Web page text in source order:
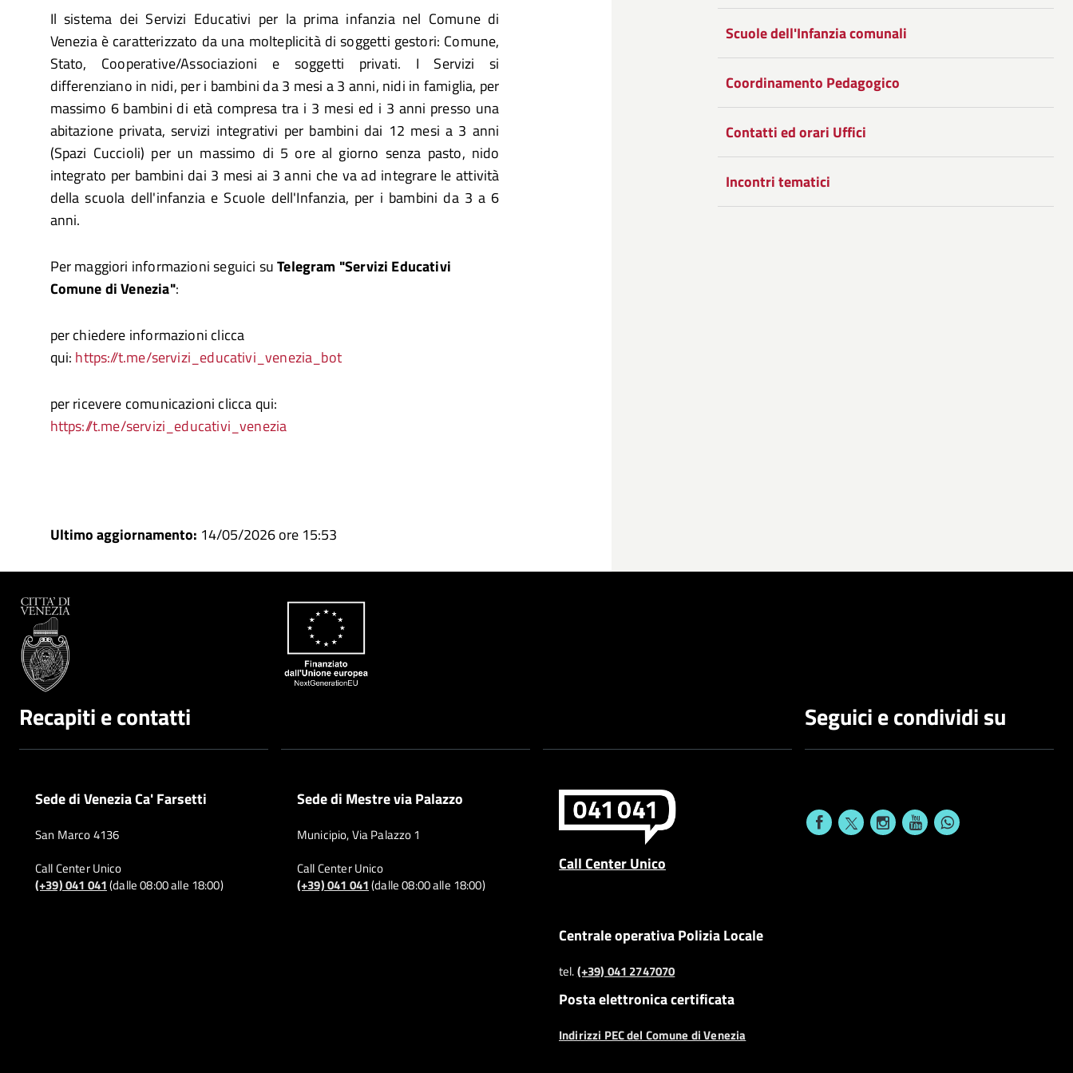
Il sistema dei Servizi Educativi per la prima infanzia nel Comune di
Venezia è caratterizzato da una molteplicità di soggetti gestori: Comune,
Stato, Cooperative/Associazioni e soggetti privati. I Servizi si
differenziano in nidi, per i bambini da 3 mesi a 3 anni, nidi in famiglia, per
massimo 6 bambini di età compresa tra i 3 mesi ed i 3 anni presso una
abitazione privata, servizi integrativi per bambini dai 12 mesi a 3 anni
(Spazi Cuccioli) per un massimo di 5 ore al giorno senza pasto, nido
integrato per bambini dai 3 mesi ai 3 anni che va ad integrare le attività
della scuola dell'infanzia e Scuole dell'Infanzia, per i bambini da 3 a 6
anni.
Per maggiori informazioni seguici suTelegram "Servizi Educativi
Comune di Venezia":
per chiedere informazioni clicca
qui: https://t.me/servizi_educativi_venezia_bot
per ricevere comunicazioni clicca qui:
https://t.me/servizi_educativi_venezia
Facebook
su
Twitter
Condividi
su
Scuole dell'Infanzia comunali
Coordinamento Pedagogico
Contatti ed orari Uffici
Incontri tematici
Ultimo aggiornamento: 14/05/2026 ore 15:53
Recapiti e contatti
Sede di Venezia Ca' Farsetti
San Marco 4136
Call Center Unico
(+39) 041 041(dalle 08:00 alle 18:00)
Sede di Mestre via Palazzo
Municipio, Via Palazzo 1
Call Center Unico
(+39) 041 041(dalle 08:00 alle 18:00)
Call Center Unico
Centrale operativa Polizia Locale
tel.(+39) 041 2747070
Posta elettronica certificata
Indirizzi PEC del Comune di Venezia
Seguici e condividi su